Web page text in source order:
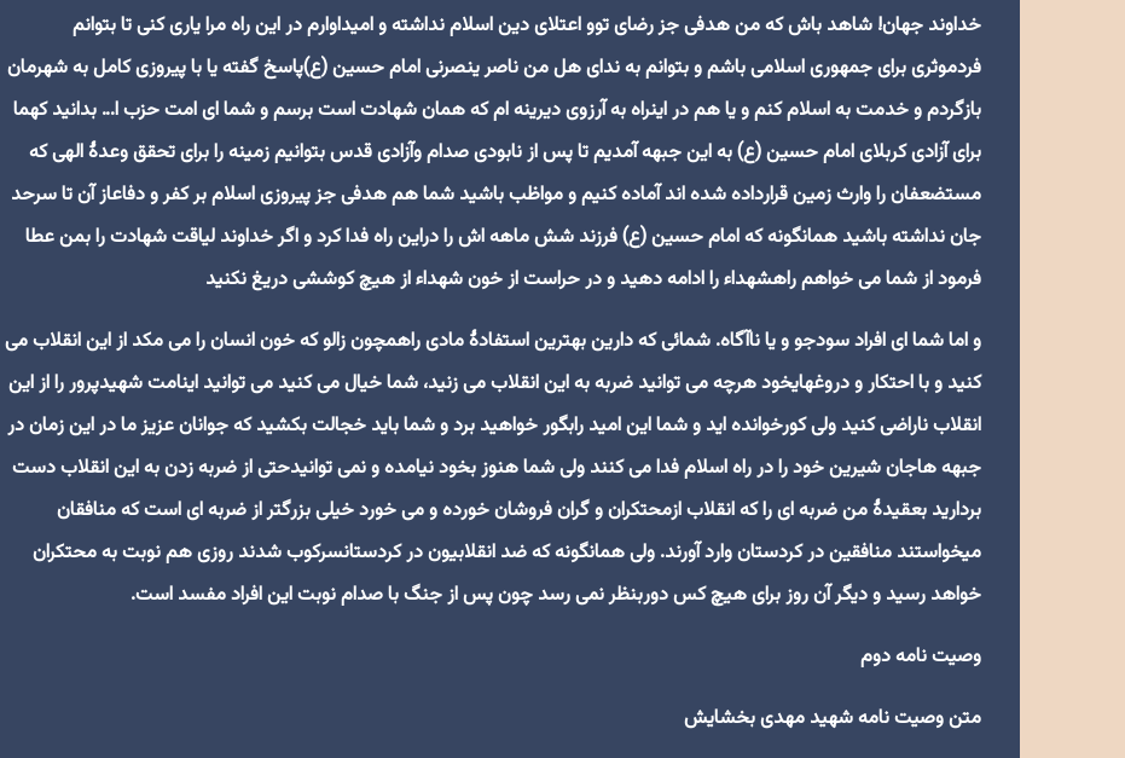
خداوند جهان! شاهد باش که من هدفی جز رضای توو اعتلای دین اسلام نداشته و امیداوارم در این راه مرا یاری کنی تا بتوانم
فردموثری برای جمهوری اسلامی باشم و بتوانم به ندای هل من ناصر ینصرنی امام حسین (ع)پاسخ گفته یا با پیروزی کامل به شهرمان
بازگردم و خدمت به اسلام کنم و یا هم در اینراه به آرزوی دیرینه ام که همان شهادت است برسم و شما ای امت حزب ا… بدانید کهما
برای آزادی کربلای امام حسین (ع) به این جبهه آمدیم تا پس از نابودی صدام وآزادی قدس بتوانیم زمینه را برای تحقق وعدۀ الهی که
مستضعفان را وارث زمین قرارداده شده اند آماده کنیم و مواظب باشید شما هم هدفی جز پیروزی اسلام بر کفر و دفاعاز آن تا سرحد
جان نداشته باشید همانگونه که امام حسین (ع) فرزند شش ماهه اش را دراین راه فدا کرد و اگر خداوند لیاقت شهادت را بمن عطا
فرمود از شما می خواهم راهشهداء را ادامه دهید و در حراست از خون شهداء از هیچ کوششی دریغ نکنید
و اما شما ای افراد سودجو و یا ناآگاه. شمائی که دارین بهترین استفادۀ مادی راهمچون زالو که خون انسان را می مکد از این انقلاب می
کنید و با احتکار و دروغهایخود هرچه می توانید ضربه به این انقلاب می زنید، شما خیال می کنید می توانید اینامت شهیدپرور را از این
انقلاب ناراضی کنید ولی کورخوانده اید و شما این امید رابگور خواهید برد و شما باید خجالت بکشید که جوانان عزیز ما در این زمان در
جبهه هاجان شیرین خود را در راه اسلام فدا می کنند ولی شما هنوز بخود نیامده و نمی توانیدحتی از ضربه زدن به این انقلاب دست
بردارید بعقیدۀ من ضربه ای را که انقلاب ازمحتکران و گران فروشان خورده و می خورد خیلی بزرگتر از ضربه ای است که منافقان
میخواستند منافقین در کردستان وارد آورند. ولی همانگونه که ضد انقلابیون در کردستانسرکوب شدند روزی هم نوبت به محتکران
خواهد رسید و دیگر آن روز برای هیچ کس دوربنظر نمی رسد چون پس از جنگ با صدام نوبت این افراد مفسد است.
وصیت نامه دوم
متن وصیت نامه شهید مهدی بخشایش